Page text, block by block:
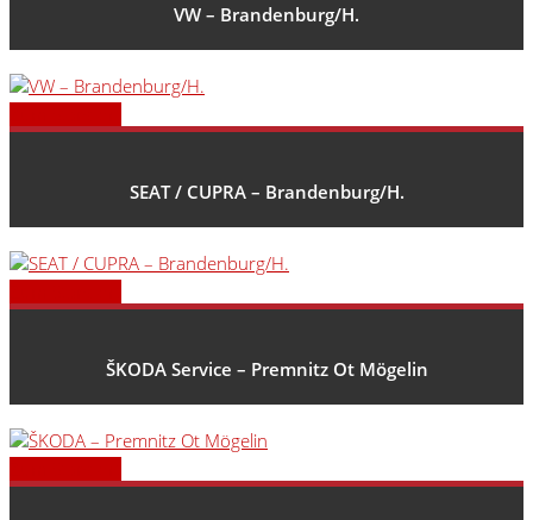
VW – Brandenburg/H.
SEAT / CUPRA – Brandenburg/H.
ŠKODA Service – Premnitz Ot Mögelin